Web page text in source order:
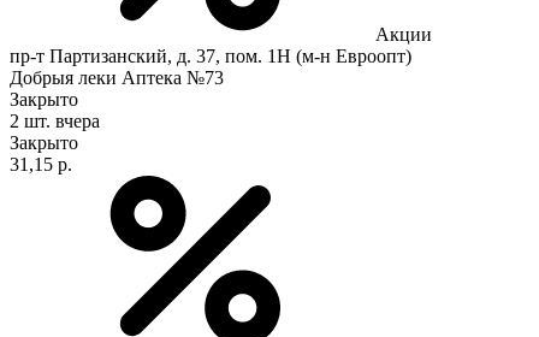
Акции
пр-т Партизанский, д. 37, пом. 1Н (м-н Евроопт)
Добрыя леки Аптека №73
Закрыто
2 шт. вчера
Закрыто
31,15 р.